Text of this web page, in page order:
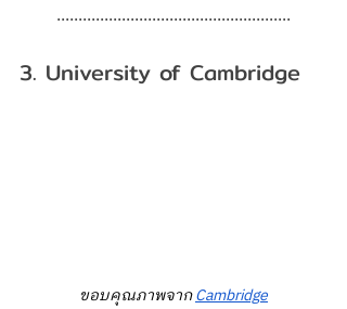
......................................................
3. University of Cambridge
ขอบคุณภาพจาก Cambridge